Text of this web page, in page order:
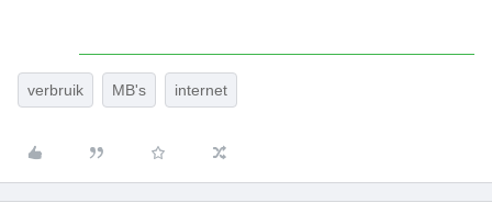
verbruik MB's internet